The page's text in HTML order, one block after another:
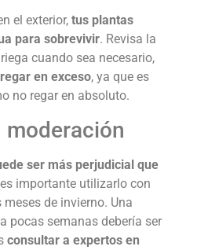
el exterior, tus plantas
para sobrevivir. Revisa la
cuando sea necesario,
en exceso, ya que es
no regar en absoluto.
moderación
ser más perjudicial que
importante utilizarlo con
de invierno. Una
pocas semanas debería ser
consultar a expertos en